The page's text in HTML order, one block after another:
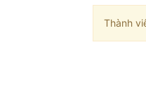
Thành